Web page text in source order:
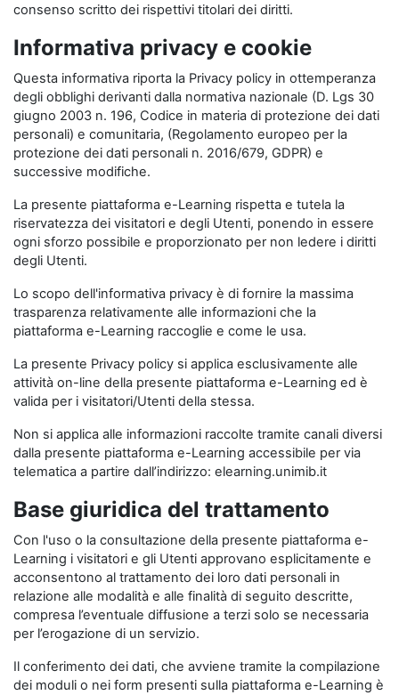
consenso scritto dei rispettivi titolari dei diritti.
Informativa privacy e cookie
Questa informativa riporta la Privacy policy in ottemperanza
degli obblighi derivanti dalla normativa nazionale (D. Lgs 30
giugno 2003 n. 196, Codice in materia di protezione dei dati
personali) e comunitaria, (Regolamento europeo per la
protezione dei dati personali n. 2016/679, GDPR) e
successive modifiche.
La presente piattaforma e-Learning rispetta e tutela la
riservatezza dei visitatori e degli Utenti, ponendo in essere
ogni sforzo possibile e proporzionato per non ledere i diritti
degli Utenti.
Lo scopo dell'informativa privacy è di fornire la massima
trasparenza relativamente alle informazioni che la
piattaforma e-Learning raccoglie e come le usa.
La presente Privacy policy si applica esclusivamente alle
attività on-line della presente piattaforma e-Learning ed è
valida per i visitatori/Utenti della stessa.
Non si applica alle informazioni raccolte tramite canali diversi
dalla presente piattaforma e-Learning accessibile per via
telematica a partire dall’indirizzo: elearning.unimib.it
Base giuridica del trattamento
Con l'uso o la consultazione della presente piattaforma e-
Learning i visitatori e gli Utenti approvano esplicitamente e
acconsentono al trattamento dei loro dati personali in
relazione alle modalità e alle finalità di seguito descritte,
compresa l’eventuale diffusione a terzi solo se necessaria
per l’erogazione di un servizio.
Il conferimento dei dati, che avviene tramite la compilazione
dei moduli o nei form presenti sulla piattaforma e-Learning è